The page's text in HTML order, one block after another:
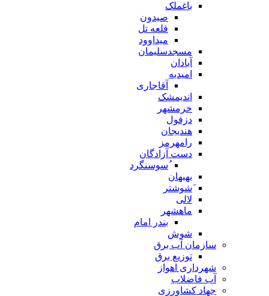
باغملک
صیدون
قلعه تل
میداوود
مسجدسلیمان
آبادان
امیدیه
آقاجاری
اندیمشک
خرمشهر
دزفول
هندیجان
رامهرمز
دست آزادگان
ُسوسنگرد
بهبهان
َشوشتر
لالی
ماهشهر
بندر امام
شوش
سازمان آب برق
توزیع برق
شهرداری اهواز
آب فاضلاب
جهاد کشاورزی